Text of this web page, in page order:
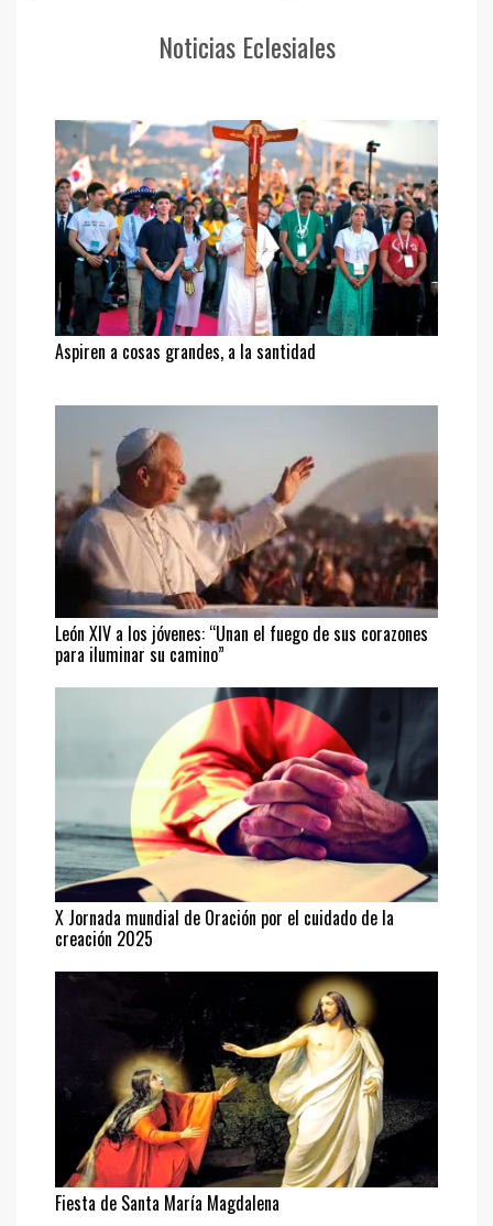
Noticias Eclesiales
Aspiren a cosas grandes, a la santidad
León XIV a los jóvenes: “Unan el fuego de sus corazones
para iluminar su camino”
X Jornada mundial de Oración por el cuidado de la
creación 2025
Fiesta de Santa María Magdalena